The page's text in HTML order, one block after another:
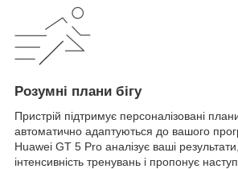
Розумні плани бігу
Пристрій підтримує персоналізовані плани
автоматично адаптуються до вашого
Huawei GT 5 Pro аналізує ваші
інтенсивність тренувань і пропонує